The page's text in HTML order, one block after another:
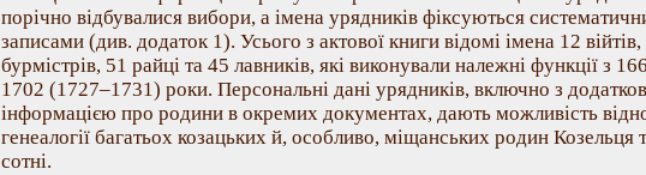
порічно відбувалися вибори, а імена урядників фіксуються
записами (див. додаток 1). Усього з актової книги відомі імена 12 війтів,
бурмістрів, 51 райці та 45 лавників, які виконували належні функції з
1702 (1727–1731) роки. Персональні дані урядників, включно з
інформацією про родини в окремих документах, дають можливість
генеалогії багатьох козацьких й, особливо, міщанських родин Козельця
сотні.